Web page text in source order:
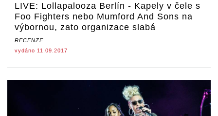
LIVE: Lollapalooza Berlín - Kapely v čele s
Foo Fighters nebo Mumford And Sons na
výbornou, zato organizace slabá
RECENZE
vydáno 11.09.2017